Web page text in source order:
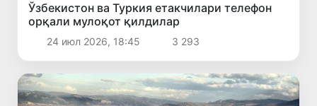
Ўзбекистон ва Туркия етакчилари телефон
орқали мулоқот қилдилар
24 июл 2026, 18:45 3 293